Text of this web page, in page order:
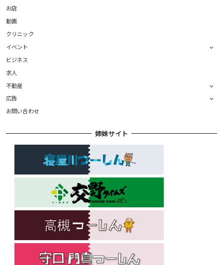
お店
動画
クリニック
イベント
ビジネス
求人
不動産
広告
お問い合わせ
姉妹サイト